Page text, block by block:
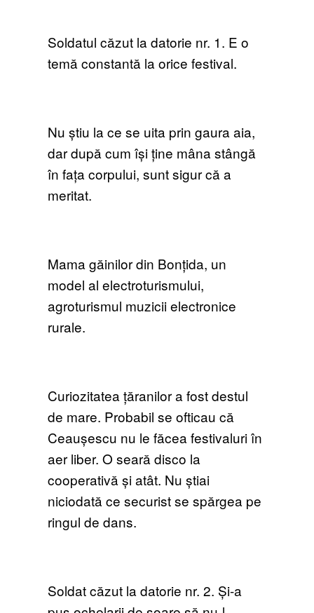
Soldatul căzut la datorie nr. 1. E o
temă constantă la orice festival.
Nu știu la ce se uita prin gaura aia,
dar după cum își ține mâna stângă
în fața corpului, sunt sigur că a
meritat.
Mama găinilor din Bonțida, un
model al electroturismului,
agroturismul muzicii electronice
rurale.
Curiozitatea țăranilor a fost destul
de mare. Probabil se ofticau că
Ceaușescu nu le făcea festivaluri în
aer liber. O seară disco la
cooperativă și atât. Nu știai
niciodată ce securist se spărgea pe
ringul de dans.
Soldat căzut la datorie nr. 2. Și-a